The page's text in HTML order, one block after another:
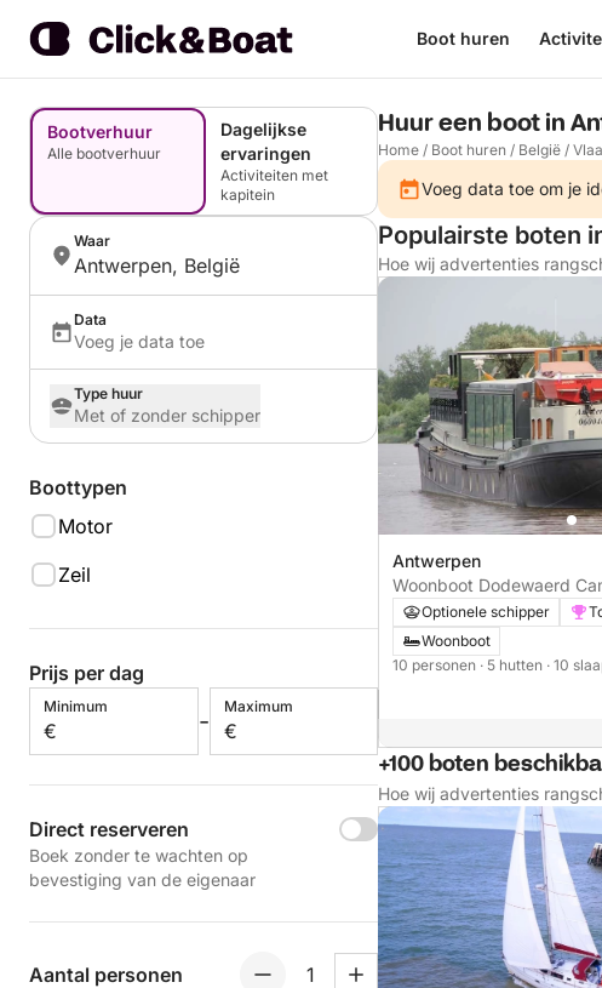
Boot huren
Bootverhuur
Alle bootverhuur
Dagelijkse
ervaringen
Activiteiten met
kapitein
Waar
Antwerpen, België
Data
Voeg je data toe
Type huur
Met of zonder schipper
Boottypen
Motor
Zeil
Prijs per dag
Minimum
€ -
Maximum
€
Direct reserveren
Boek zonder te wachten op
bevestiging van de eigenaar
Aantal personen
Huur een boot in
Home / Boot huren / België /
Voeg data toe om je
Populairste boten
Hoe wij advertenties
Antwerpen
Woonboot Dodewaerd
90pkOptionele schipper
Woonboot
10 personen · 5 hutten · 10
+100 boten
Hoe wij advertenties